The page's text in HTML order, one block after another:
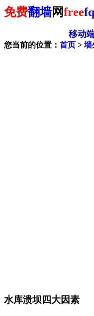
免费翻墙网freefq
移动
您当前的位置： 首页 > 墙
水库溃坝四大因素